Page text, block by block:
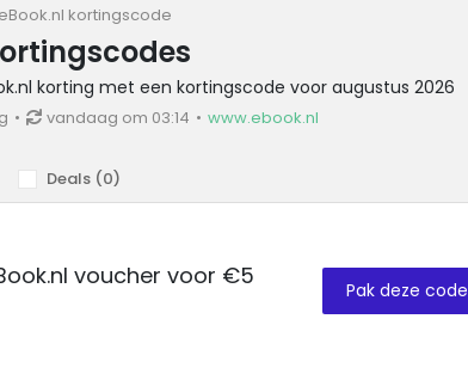
eBook.nl kortingscode
korting met een kortingscode voor augustus 2026
vandaag om 03:14 www.ebook.nl
Deals (0)
voucher voor €5
Pak deze code